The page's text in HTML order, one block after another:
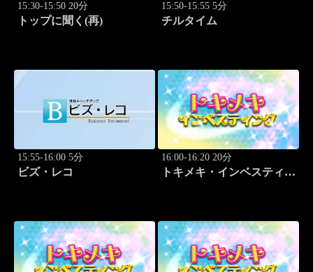
15:30-15:50 20分
トップに聞く(再)
15:50-15:55 5分
チルタイム
15:55-16:00 5分
ビズ・レコ
16:00-16:20 20分
トキメキ・インベスティン